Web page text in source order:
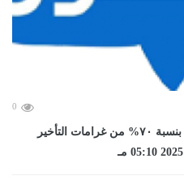
0
وزير الإسكان: منح تيسيرات بالإعفاء بنسبة ٧٠% من غرامات التأخير